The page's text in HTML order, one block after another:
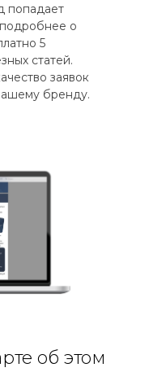
попадает
подробнее о
5
статей.
заявок
бренду.
об этом